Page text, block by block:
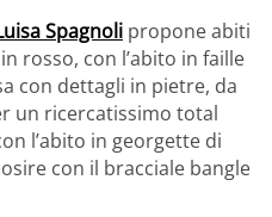
Spagnoli propone abiti
rosso, con l’abito in faille
con dettagli in pietre, da
un ricercatissimo total
l’abito in georgette di
con il bracciale bangle